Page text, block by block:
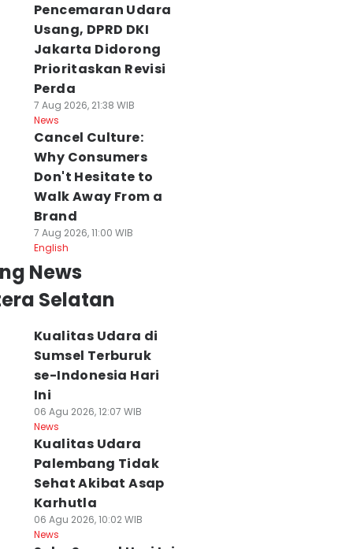
Pencemaran Udara
Usang, DPRD DKI
Jakarta Didorong
Prioritaskan Revisi
Perda
7 Aug 2026, 21:38 WIB
News
Cancel Culture:
Why Consumers
Don't Hesitate to
Walk Away From a
Brand
7 Aug 2026, 11:00 WIB
English
News
Selatan
Kualitas Udara di
Sumsel Terburuk
se-Indonesia Hari
Ini
06 Agu 2026, 12:07 WIB
News
Kualitas Udara
Palembang Tidak
Sehat Akibat Asap
Karhutla
06 Agu 2026, 10:02 WIB
News